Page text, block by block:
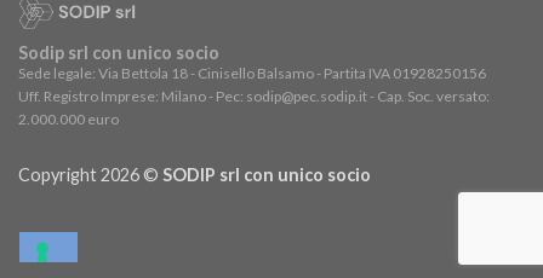
Sodip srl con unico socio
Sede legale: Via Bettola 18 - Cinisello Balsamo - Partita IVA 01928250156
Uff. Registro Imprese: Milano - Pec: sodip@pec.sodip.it - Cap. Soc. versato:
2.000.000 euro
Copyright 2026 © SODIP srl con unico socio